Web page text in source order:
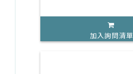
加入詢問清單